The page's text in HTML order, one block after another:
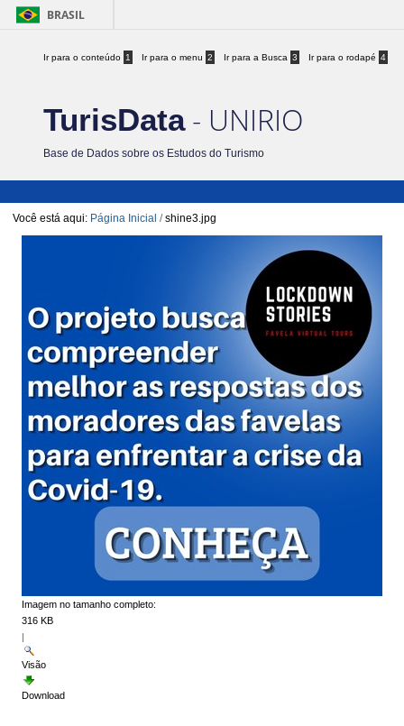
BRASIL
Ir para o conteúdo 1 Ir para o menu 2 Ir para a Busca 3 Ir para o rodapé 4
TurisData- UNIRIO
Base de Dados sobre os Estudos do Turismo
Você está aqui: Página Inicial /shine3.jpg
Imagem no tamanho completo:
316 KB
|
Visão
Download